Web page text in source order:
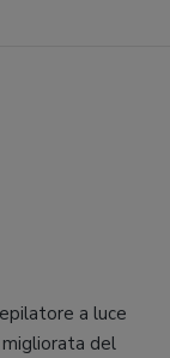
a luce
del